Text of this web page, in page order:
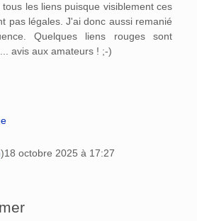
les liens puisque visiblement ces
pas légales. J'ai donc aussi remanié
Quelques liens rouges sont
avis aux amateurs ! ;-)
)18 octobre 2025 à 17:27